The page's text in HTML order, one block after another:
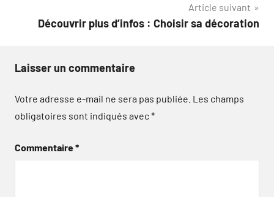
Article suivant
Découvrir plus d’infos : Choisir sa décoration
Laisser un commentaire
Votre adresse e-mail ne sera pas publiée. Les champs
obligatoires sont indiqués avec*
Commentaire*